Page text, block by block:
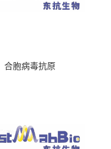
合胞病毒抗原